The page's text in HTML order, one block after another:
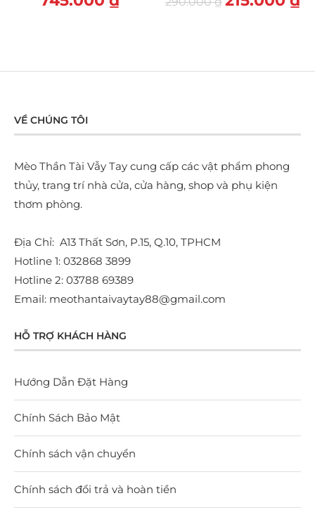
VỀ CHÚNG TÔI
Mèo Thần Tài Vẫy Tay cung cấp các vật phẩm phong
thủy, trang trí nhà cửa, cửa hàng, shop và phụ kiện
thơm phòng.
Địa Chỉ: A13 Thất Sơn, P.15, Q.10, TPHCM
Hotline 1: 032868 3899
Hotline 2: 03788 69389
Email: meothantaivaytay88@gmail.com
HỖ TRỢ KHÁCH HÀNG
Hướng Dẫn Đặt Hàng
Chính Sách Bảo Mật
Chính sách vận chuyển
Chính sách đổi trả và hoàn tiền